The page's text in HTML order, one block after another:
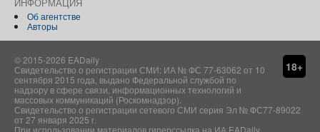
Об агентстве
Авторы
18+
© 2015-2026 EADaily
Свидетельство о регистрации СМИ: ИА № ФС 77-63062 от 10
сентября 2015 года, выдано Федеральной службой по
надзору в сфере связи, информационных технологий и
массовых коммуникаций (Роскомнадзор).
Свидетельство о регистрации сетевого СМИ серия Эл № ФС77-89022
от 27 января 2025 г.
При использовании материалов гиперссылка на ИА EADaily